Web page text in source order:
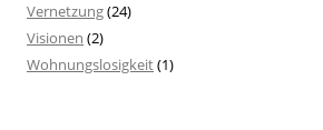
Vernetzung(24)
Visionen (2)
Wohnungslosigkeit(1)